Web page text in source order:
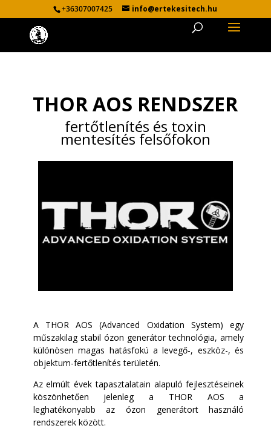
+36307007425 info@ertekesitech.hu
THOR AOS RENDSZER
fertőtlenítés és toxin
mentesítés felsőfokon
A THOR AOS (Advanced Oxidation System) egy
műszakilag stabil ózon generátor technológia, amely
különösen magas hatásfokú a levegő-, eszköz-, és
objektum-fertőtlenítés területén.
Az elmúlt évek tapasztalatain alapuló fejlesztéseinek
köszönhetően jelenleg a THOR AOS a
leghatékonyabb az ózon generátort használó
rendszerek között.